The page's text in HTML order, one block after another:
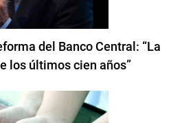
del Banco Central: “La
los últimos cien años”